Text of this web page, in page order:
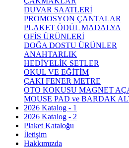
DUVAR SAATLERİ
PROMOSYON ÇANTALAR
PLAKET ÖDÜL MADALYA
OFİS ÜRÜNLERİ
DOĞA DOSTU ÜRÜNLER
ANAHTARLIK
HEDİYELİK SETLER
OKUL VE EĞİTİM
ÇAKI FENER METRE
OTO KOKUSU MAGNET
MOUSE PAD ve BARDAK
2026 Katalog - 1
2026 Katalog - 2
Plaket Kataloğu
İletişim
Hakkımızda